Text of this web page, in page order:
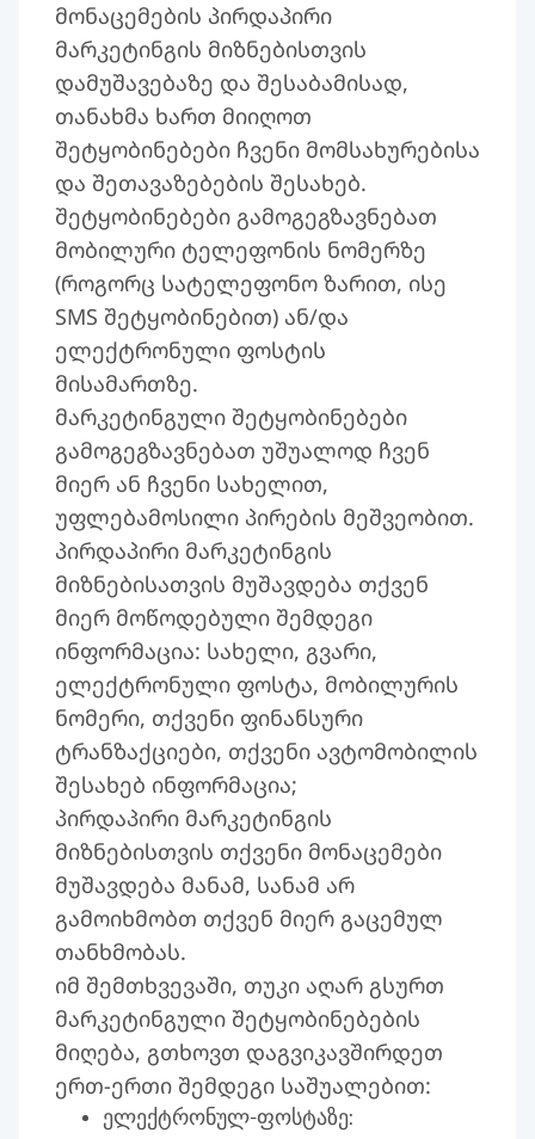
მონაცემების პირდაპირი
მარკეტინგის მიზნებისთვის
დამუშავებაზე და შესაბამისად,
თანახმა ხართ მიიღოთ
შეტყობინებები ჩვენი მომსახურებისა
და შეთავაზებების შესახებ.
შეტყობინებები გამოგეგზავნებათ
მობილური ტელეფონის ნომერზე
(როგორც სატელეფონო ზარით, ისე
SMS შეტყობინებით) ან/და
ელექტრონული ფოსტის
მისამართზე.
მარკეტინგული შეტყობინებები
გამოგეგზავნებათ უშუალოდ ჩვენ
მიერ ან ჩვენი სახელით,
უფლებამოსილი პირების მეშვეობით.
პირდაპირი მარკეტინგის
მიზნებისათვის მუშავდება თქვენ
მიერ მოწოდებული შემდეგი
ინფორმაცია: სახელი, გვარი,
ელექტრონული ფოსტა, მობილურის
ნომერი, თქვენი ფინანსური
ტრანზაქციები, თქვენი ავტომობილის
შესახებ ინფორმაცია;
პირდაპირი მარკეტინგის
მიზნებისთვის თქვენი მონაცემები
მუშავდება მანამ, სანამ არ
გამოიხმობთ თქვენ მიერ გაცემულ
თანხმობას.
იმ შემთხვევაში, თუკი აღარ გსურთ
მარკეტინგული შეტყობინებების
მიღება, გთხოვთ დაგვიკავშირდეთ
ერთ-ერთი შემდეგი საშუალებით:
ელექტრონულ-ფოსტაზე: